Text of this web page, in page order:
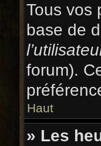
Tous vos
base de
forum).
Haut
» Les